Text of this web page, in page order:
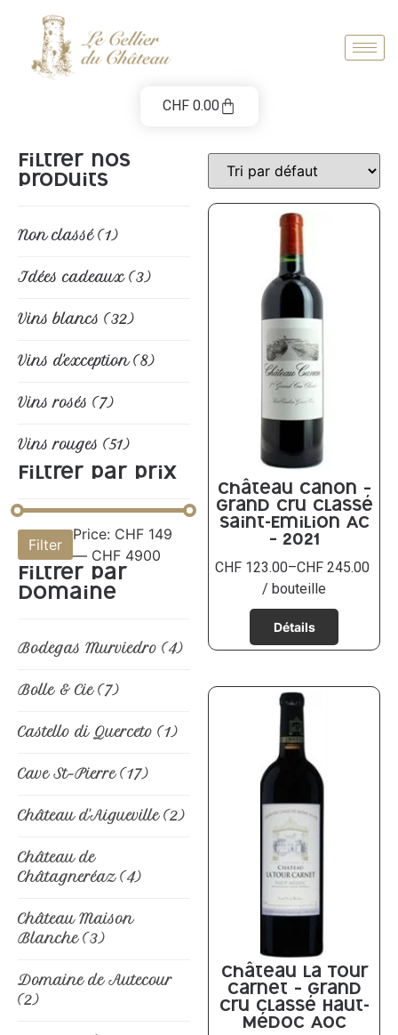
CHF0.00
Filtrer nos
produits
Non classé (1)
Idées cadeaux (3)
Vins blancs (32)
Vins d'exception(8)
Vins rosés (7)
Vins rouges (51)
Filtrer par prix
Filter
Price: CHF 149
— CHF 4900
Filtrer par
domaine
Bodegas Murviedro (4)
Bolle & Cie (7)
Castello di Querceto (1)
Cave St-Pierre (17)
Château d'Aigueville (2)
Château de
Châtagneréaz (4)
Château Maison
Blanche (3)
Domaine de Autecour
(2)
Château Canon –
Grand Cru classé
Saint-Emilion AC
– 2021
CHF 123.00–CHF 245.00
/ bouteille
Château La Tour
Carnet – Grand
Cru classé Haut-
Médoc AOC